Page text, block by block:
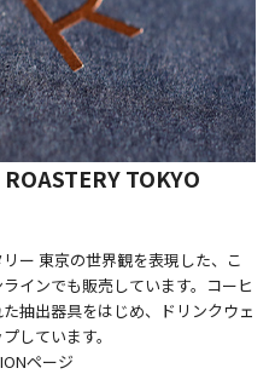
TOKYO
ー 東京の世界観を表現した、こ
インでも販売しています。コーヒ
抽出器具をはじめ、ドリンクウェ
しています。
ページ